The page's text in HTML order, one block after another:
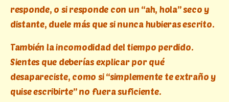
responde, o si responde con un “ah, hola” seco y
distante, duele más que si nunca hubieras escrito.
También la incomodidad del tiempo perdido.
Sientes que deberías explicar por qué
desapareciste, como si “simplemente te extraño y
quise escribirte” no fuera suficiente.